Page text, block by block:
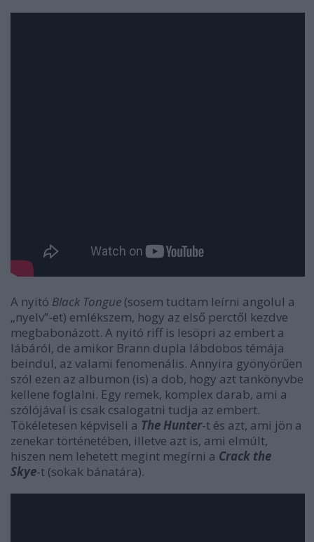
A nyitó Black Tongue (sosem tudtam leírni angolul a
„nyelv”-et) emlékszem, hogy az első perctől kezdve
megbabonázott. A nyitó riff is lesöpri az embert a
lábáról, de amikor Brann dupla lábdobos témája
beindul, az valami fenomenális. Annyira gyönyörűen
szól ezen az albumon (is) a dob, hogy azt tankönyvbe
kellene foglalni. Egy remek, komplex darab, ami a
szólójával is csak csalogatni tudja az embert.
Tökéletesen képviseli a The Hunter-t és azt, ami jön a
zenekar történetében, illetve azt is, ami elmúlt,
hiszen nem lehetett megint megírni a Crack the
Skye-t (sokak bánatára).